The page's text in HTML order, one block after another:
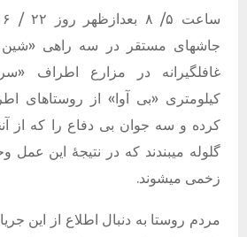
جاشهای مستقر در سه راهی
غافلگیرانه در مزارع اطراف
کیلومتری «بی آوا» از روستاهای
کرده و سه جوان بی دفاع را که از
گلوله میبندند که در نتیجهٔ این عمل
زخمی میشوند.
مردم روستا به دنبال اطلاع از این